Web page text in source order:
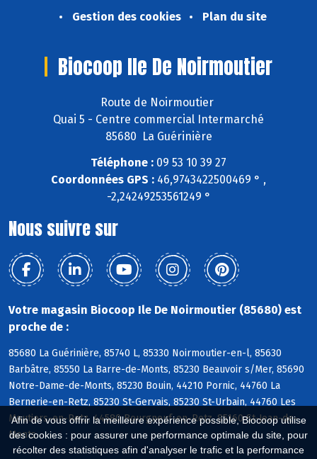
Afin de vous offrir la meilleure expérience possible, Biocoop utilise
des cookies : pour assurer une performance optimale du site, pour
récolter des statistiques afin d'analyser le trafic et la performance
Gestion des cookies
Plan du site
Biocoop Ile De Noirmoutier
Route de Noirmoutier
Quai 5 - Centre commercial Intermarché
85680 La Guérinière
Téléphone : 09 53 10 39 27
Coordonnées GPS : 46,9743422500469 ° ,
-2,24249253561249 °
Nous suivre sur
Votre magasin Biocoop Ile De Noirmoutier (85680) est
proche de :
85680 La Guérinière, 85740 L, 85330 Noirmoutier-en-l, 85630
Barbâtre, 85550 La Barre-de-Monts, 85230 Beauvoir s/Mer, 85690
Notre-Dame-de-Monts, 85230 Bouin, 44210 Pornic, 44760 La
Bernerie-en-Retz, 85230 St-Gervais, 85230 St-Urbain, 44760 Les
Moutiers-en-Retz, 44580 Bourgneuf-en-Retz, 85160 St-Jean-de-
Monts